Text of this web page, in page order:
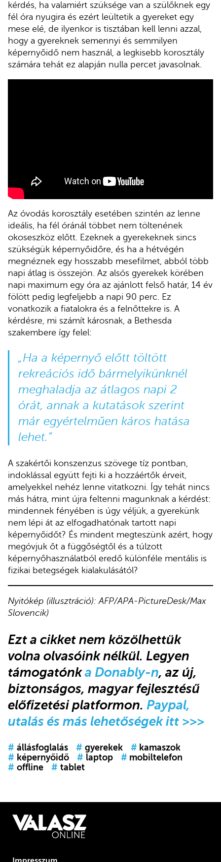
kérdés, ha valamiért szüksége van a szülőknek egy
fél óra nyugira és ezért leültetik a gyereket egy
mese elé, de ilyenkor is tisztában kell lenni azzal,
hogy a gyereknek semennyi és semmilyen
képernyőidő nem használ, a legkisebb korosztály
számára tehát ez alapján nulla percet javasolnak.
Az óvodás korosztály esetében szintén az lenne
ideális, ha fél óránál többet nem töltenének
okoseszköz előtt. Ezeknek a gyerekeknek sincs
szükségük képernyőidőre, és ha a hétvégén
megnéznek egy hosszabb mesefilmet, abból több
napi átlag is összejön. Az alsós gyerekek körében
napi maximum egy óra az ajánlott felső határ, 14 év
fölött pedig legfeljebb a napi 90 perc. Ez
vonatkozik a fiatalokra és a felnőttekre is. A
kérdésre, mi számít károsnak, a Bethesda
szakembere így felel:
„Ha a képernyő előtt töltött
rekreációs idő bármelyikünknél
meghaladja az átlagos napi 2
órát, annak a kutatások szerint
már egyértelműen káros hatása
lehet.”
A szakértői konszenzus szövege tíz pontban,
indoklással együtt fejti ki a hozzáértők érveit,
amelyekkel nehéz lenne vitatkozni. Így tehát nincs
más hátra, mint újra feltenni magunknak a kérdést:
mindennek fényében is úgy véljük, a gyerekünk
nem lépi át az elfogadhatónak tartott napi
képernyőidőt? És mindent megteszünk azért, hogy
megóvjuk őt a függőségtől és a túlzott
képernyőhasználatból eredő különféle mentális is
fizikai betegségek kialakulásától?
Nyitókép (illusztráció): AFP/APA-PictureDesk/Max
Slovencik)
Ezt a cikket nem közölhettük
volna olvasóink nélkül. Legyen
támogatónka Donably-n, az új,
biztonságos, magyar fejlesztésű
előfizetési platformon. Paypal,
utalás és más lehetőségek itt >>>
# állásfoglalás # gyerekek # kamaszok
# képernyőidő # laptop # mobiltelefon
# offline # tablet